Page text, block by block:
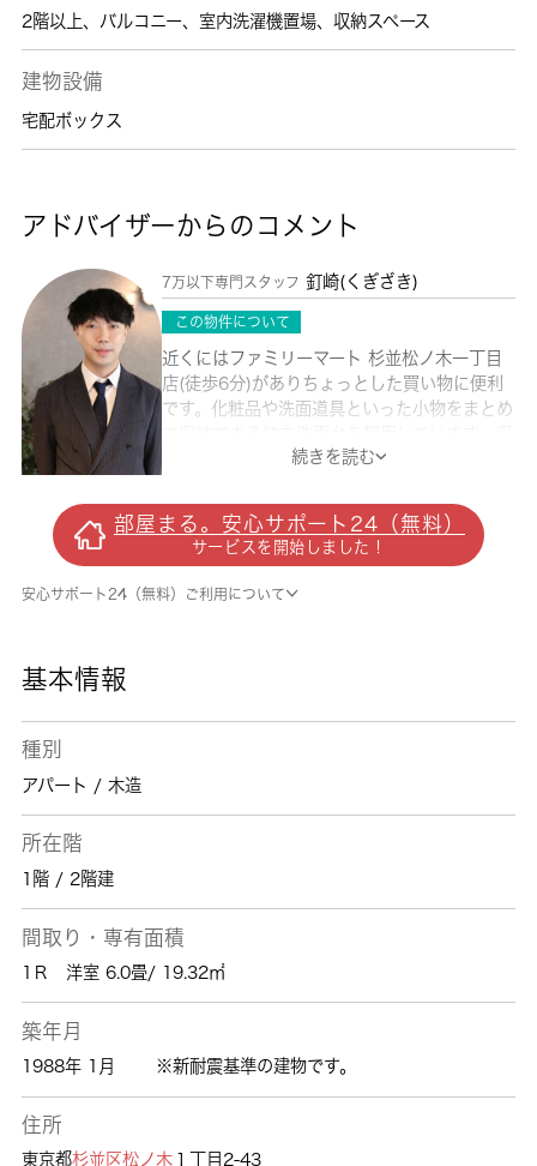
2階以上、 バルコニー、 室内洗濯機置場、 収納スペース
建物設備
宅配ボックス
アドバイザーからのコメント
7万以下専門スタッフ 釘崎(くぎざき)
この物件について
近くにはファミリーマート 杉並松ノ木一丁目
店(徒歩6分)がありちょっとした買い物に便利
です。化粧品や洗面道具といった小物をまとめ
納はシューズボックス・クロゼットなどが備え
宝します。日々のお掃除も楽々な、フローリン
グのアパートとなっています。こちらのアパー
トは閑静な住宅地にあります。杉並区の住まい
探しを応援する 城南コミュニティ。多くの方
続きを読む
部屋まる。安心サポート24（無料）
サービスを開始しました！
安心サポート24（無料）ご利用について
基本情報
種別
アパート / 木造
所在階
1階 / 2階建
間取り・専有面積
1Ｒ 洋室 6.0畳/ 19.32㎡
築年月
1988年 1月 ※新耐震基準の建物です。
住所
東京都杉並区松ノ木１丁目2-43